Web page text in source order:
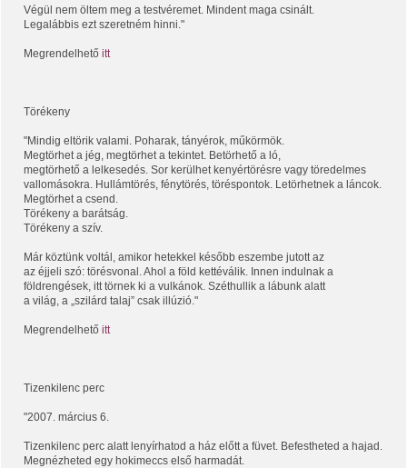
Végül nem öltem meg a testvéremet. Mindent maga csinált.
Legalábbis ezt szeretném hinni."
Megrendelhető itt
Törékeny
"Mindig eltörik valami. Poharak, tányérok, műkörmök.
Megtörhet a jég, megtörhet a tekintet. Betörhető a ló,
megtörhető a lelkesedés. Sor kerülhet kenyértörésre vagy töredelmes
vallomásokra. Hullámtörés, fénytörés, töréspontok. Letörhetnek a láncok.
Megtörhet a csend.
Törékeny a barátság.
Törékeny a szív.
Már köztünk voltál, amikor hetekkel később eszembe jutott az
az éjjeli szó: törésvonal. Ahol a föld kettéválik. Innen indulnak a
földrengések, itt törnek ki a vulkánok. Széthullik a lábunk alatt
a világ, a „szilárd talaj” csak illúzió."
Megrendelhető itt
Tizenkilenc perc
"2007. március 6.
Tizenkilenc perc alatt lenyírhatod a ház előtt a füvet. Befestheted a hajad.
Megnézheted egy hokimeccs első harmadát.